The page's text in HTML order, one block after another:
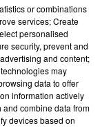
FERME
ville
contraint de
or combinations
services; Create
personalised
security, prevent and
and content;
may
data to offer
information actively
combine data from
devices based on